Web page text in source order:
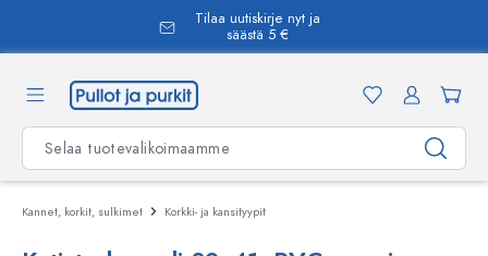
Tilaa uutiskirje nyt ja
säästä 5 €
Kannet, korkit, sulkimet Korkki- ja kansityypit